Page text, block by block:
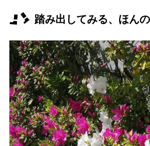
踏み出してみる、ほん